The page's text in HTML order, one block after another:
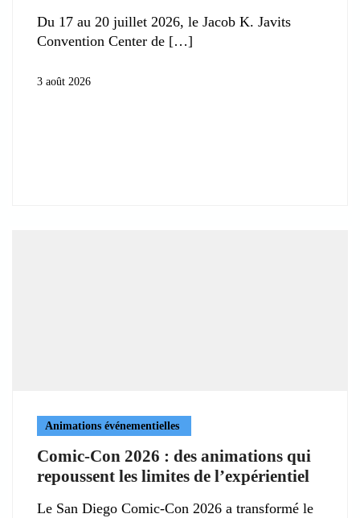
Du 17 au 20 juillet 2026, le Jacob K. Javits
Convention Center de
3 août 2026
Animations événementielles
Comic-Con 2026 : des animations qui
repoussent les limites de l’expérientiel
Le San Diego Comic-Con 2026 a transformé le